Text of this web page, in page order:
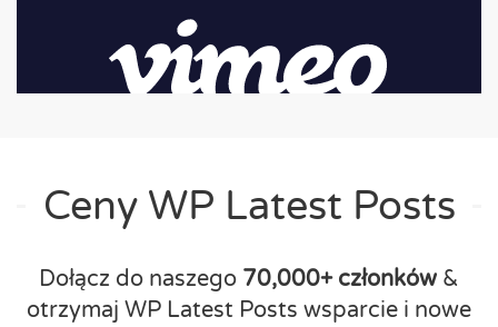
Ceny WP Latest Posts
Dołącz do naszego 70,000+ członków &
otrzymaj WP Latest Posts wsparcie i nowe